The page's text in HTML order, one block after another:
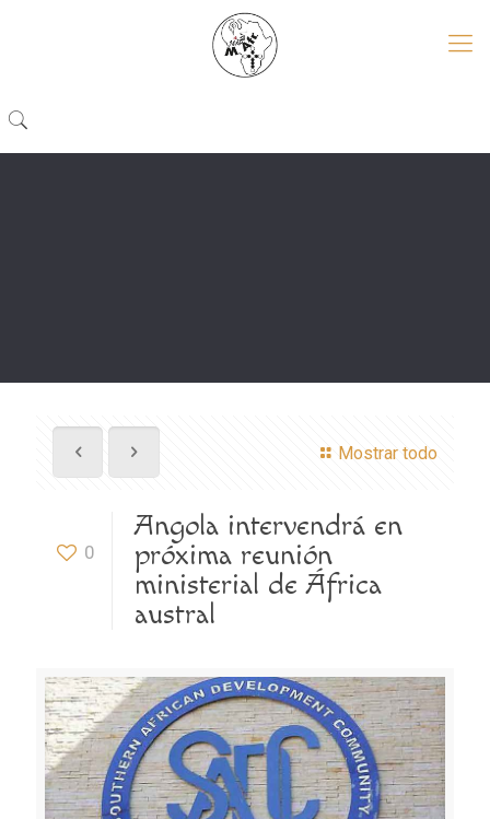
Mostrar todo
0
Angola intervendrá en
próxima reunión
ministerial de África
austral